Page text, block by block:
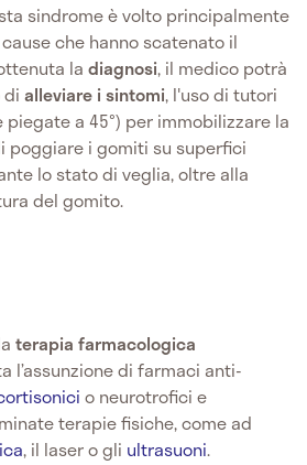
sindrome è volto principalmente
che hanno scatenato il
la diagnosi, il medico potrà
alleviare i sintomi, l'uso di tutori
a 45°) per immobilizzare la
poggiare i gomiti su superfici
lo stato di veglia, oltre alla
del gomito.
terapia farmacologica
l’assunzione di farmaci anti-
o neurotrofici e
terapie fisiche, come ad
, il laser o gli ultrasuoni.